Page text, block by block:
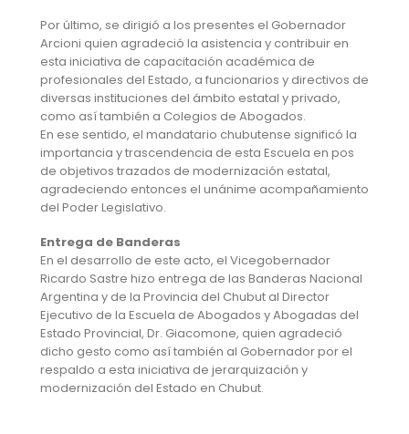
Por último, se dirigió a los presentes el Gobernador
Arcioni quien agradeció la asistencia y contribuir en
esta iniciativa de capacitación académica de
profesionales del Estado, a funcionarios y directivos de
diversas instituciones del ámbito estatal y privado,
como así también a Colegios de Abogados.
En ese sentido, el mandatario chubutense significó la
importancia y trascendencia de esta Escuela en pos
de objetivos trazados de modernización estatal,
agradeciendo entonces el unánime acompañamiento
del Poder Legislativo.
Entrega de Banderas
En el desarrollo de este acto, el Vicegobernador
Ricardo Sastre hizo entrega de las Banderas Nacional
Argentina y de la Provincia del Chubut al Director
Ejecutivo de la Escuela de Abogados y Abogadas del
Estado Provincial, Dr. Giacomone, quien agradeció
dicho gesto como así también al Gobernador por el
respaldo a esta iniciativa de jerarquización y
modernización del Estado en Chubut.